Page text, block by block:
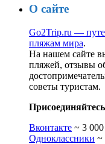
О сайте
Go2Trip.ru —
пляжам мира.
На нашем сайте
пляжей, отзывы
советы туристам.
Вконтакте ~ 3
Одноклассники ~